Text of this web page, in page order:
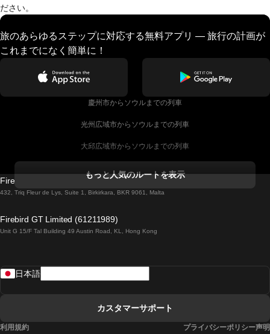
ださい。
旅のあらゆるステップに対応する無料アプリ — 旅行の計画が
これまでになく簡単に！
慶州市からソウルまでの列車
光州広域市からソウルまでの列車
大邱広域市からソウルまでの列車
ダブリンからゴールウェイまでの列車
ローマからナポリまでの列車
もっと人気のルートを表示
Firebird GT Limited (OC 1451)
432, Triq Fleur de Lys, Suite 1, Birkirkara, BKR 9061, Malta
Firebird GT Limited (61211989)
Unit G 15/F Tal Building 49 Austin Road, KL, Hong Kong
日本語
カスタマーサポート
利用規約 プライバシーポリシー声明